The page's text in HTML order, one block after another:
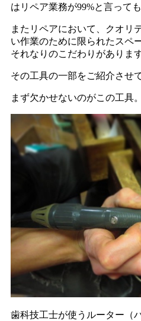
はリペア業務が99%と言って
またリペアにおいて、クオリ
い作業のために限られたスペ
それなりのこだわりがあります
その工具の一部をご紹介させ
まず欠かせないのがこの工具。
歯科技工士が使うルーター（